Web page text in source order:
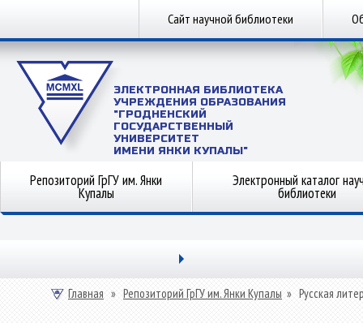
Сайт научной библиотеки
ЭЛЕКТРОННАЯ БИБЛИОТЕКА
УЧРЕЖДЕНИЯ ОБРАЗОВАНИЯ
"ГРОДНЕНСКИЙ
ГОСУДАРСТВЕННЫЙ
УНИВЕРСИТЕТ
ИМЕНИ ЯНКИ КУПАЛЫ"
Репозиторий ГрГУ им. Янки
Купалы
Электронный каталог
библиотеки
Главная » Репозиторий ГрГУ им. Янки Купалы » Русская